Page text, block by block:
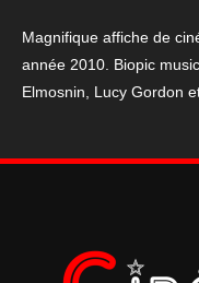
Gainsbourg
(vie
héroïque)
Magnifique affiche de
année 2010. Biopic
Elmosnin, Lucy Gordon